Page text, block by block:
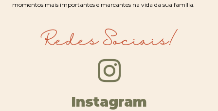
momentos mais importantes e marcantes na vida da sua família.
Redes Sociais!
Instagram